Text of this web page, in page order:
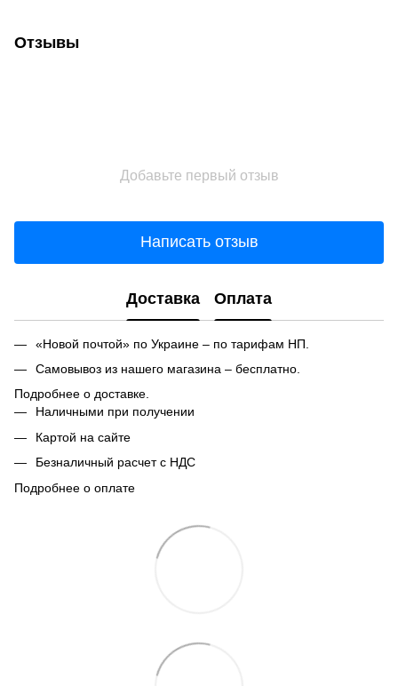
Отзывы
Добавьте первый отзыв
Написать отзыв
Доставка Оплата
«Новой почтой» по Украине – по тарифам НП.
Самовывоз из нашего магазина – бесплатно.
Подробнее о доставке.
Наличными при получении
Картой на сайте
Безналичный расчет с НДС
Подробнее о оплате